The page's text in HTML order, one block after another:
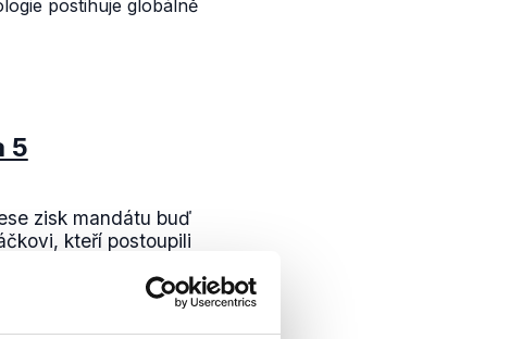
postihuje globálně
5
zisk mandátu buď
kteří postoupili